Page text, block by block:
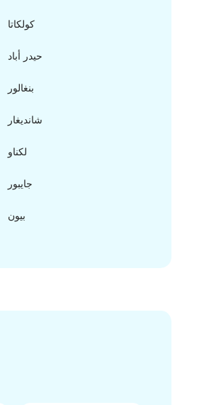
كولكاتا
حيدر أباد
بنغالور
شانديغار
لكناو
جايبور
بيون